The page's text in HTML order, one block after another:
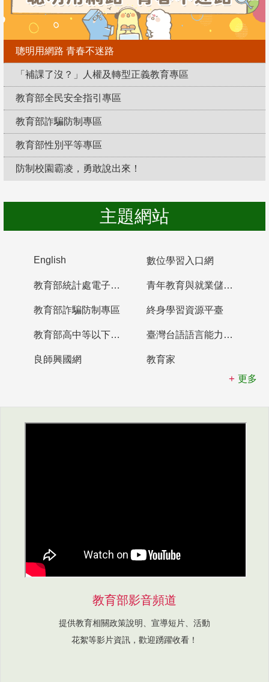
聰明用網路 青春不迷路
「補課了沒？」人權及轉型正義教育專區
教育部全民安全指引專區
教育部詐騙防制專區
教育部性別平等專區
防制校園霸凌，勇敢說出來！
主題網站
English 數位學習入口網
教育部統計處電子書櫃 青年教育與就業儲蓄帳戶
教育部詐騙防制專區 終身學習資源平臺
教育部高中等以下學校及幼兒園教師資格檢定考試 臺灣台語語言能力認證網站
良師興國網
教育家
更多
教育部影音頻道
提供教育相關政策說明、宣導短片、活動
花絮等影片資訊，歡迎踴躍收看！